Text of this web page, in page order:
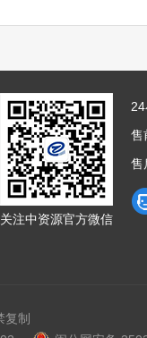
关注中资源官方微信
售
售
制